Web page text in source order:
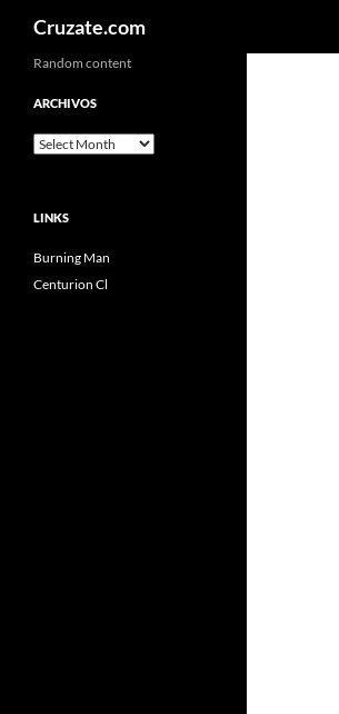
Cruzate.com
Random content
ARCHIVOS
Archivos
LINKS
Burning Man
Centurion Cl